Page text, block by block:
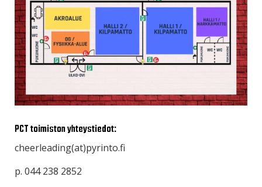
PCT toimiston yhteystiedot:
cheerleading(at)pyrinto.fi
p. 044 238 2852